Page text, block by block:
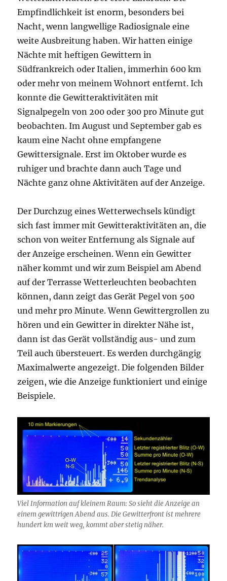
Empfindlichkeit ist enorm, besonders bei
Nacht, wenn langwellige Radiosignale eine
weite Ausbreitung haben. Wir hatten einige
Nächte mit heftigen Gewittern in
Südfrankreich oder Italien, immerhin 600 km
oder mehr von meinem Wohnort entfernt. Ich
konnte die Gewitter­aktivitäten mit
Signalpegeln von 200 oder 300 pro Minute gut
beobachten. Im August und September gab es
kaum eine Nacht ohne empfangene
Gewittersignale. Erst im Oktober wurde es
ruhiger und brachte dann auch Tage und
Nächte ganz ohne Aktivitäten auf der Anzeige.
Der Durchzug eines Wetterwechsels kündigt
sich fast immer mit Gewitteraktivitäten an, die
schon von weiter Entfernung als Signale auf
der Anzeige erscheinen. Wenn ein Gewitter
näher kommt und wir zum Beispiel am Abend
auf der Terrasse Wetterleuchten beobachten
können, dann zeigt das Gerät Pegel von 500
und mehr pro Minute. Wenn Gewittergrollen zu
hören und ein Gewitter in direkter Nähe ist,
dann ist das Gerät vollständig aus- und zum
Teil auch übersteuert. Es werden durchgängig
Maximalwerte angezeigt. Die folgenden Bilder
zeigen, wie die Anzeige funktioniert und einige
Beispiele.
Viel Information auf kleinem Raum: So sieht die Anzeige an
einem gewittrigen Abend aus. Die Gewitterfront ist mehrere
hundert km weit weg, kommt aber stetig näher.